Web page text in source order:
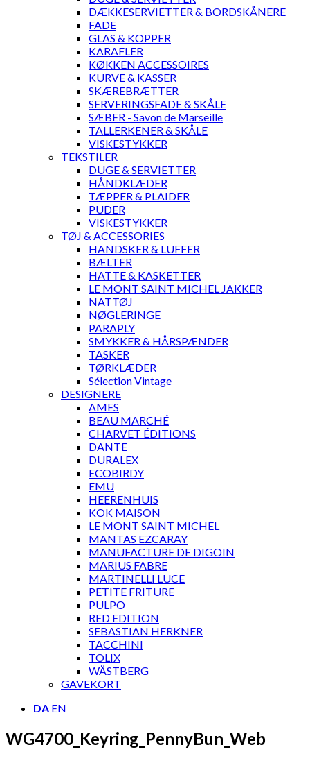
DÆKKESERVIETTER & BORDSKÅNERE
FADE
GLAS & KOPPER
KARAFLER
KØKKEN ACCESSOIRES
KURVE & KASSER
SKÆREBRÆTTER
SERVERINGSFADE & SKÅLE
SÆBER - Savon de Marseille
TALLERKENER & SKÅLE
VISKESTYKKER
TEKSTILER
DUGE & SERVIETTER
HÅNDKLÆDER
TÆPPER & PLAIDER
PUDER
VISKESTYKKER
TØJ & ACCESSORIES
HANDSKER & LUFFER
BÆLTER
HATTE & KASKETTER
LE MONT SAINT MICHEL JAKKER
NATTØJ
NØGLERINGE
PARAPLY
SMYKKER & HÅRSPÆNDER
TASKER
TØRKLÆDER
Sélection Vintage
DESIGNERE
AMES
BEAU MARCHÉ
CHARVET ÉDITIONS
DANTE
DURALEX
ECOBIRDY
EMU
HEERENHUIS
KOK MAISON
LE MONT SAINT MICHEL
MANTAS EZCARAY
MANUFACTURE DE DIGOIN
MARIUS FABRE
MARTINELLI LUCE
PETITE FRITURE
PULPO
RED EDITION
SEBASTIAN HERKNER
TACCHINI
TOLIX
WÄSTBERG
GAVEKORT
DA EN
WG4700_Keyring_PennyBun_Web